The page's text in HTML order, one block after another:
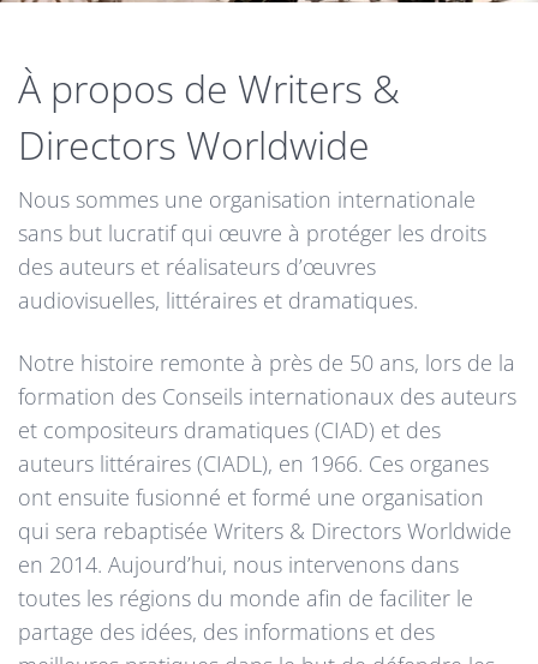
À propos de Writers &
Directors Worldwide
Nous sommes une organisation internationale
sans but lucratif qui œuvre à protéger les droits
des auteurs et réalisateurs d’œuvres
audiovisuelles, littéraires et dramatiques.
Notre histoire remonte à près de 50 ans, lors de la
formation des Conseils internationaux des auteurs
et compositeurs dramatiques (CIAD) et des
auteurs littéraires (CIADL), en 1966. Ces organes
ont ensuite fusionné et formé une organisation
qui sera rebaptisée Writers & Directors Worldwide
en 2014. Aujourd’hui, nous intervenons dans
toutes les régions du monde afin de faciliter le
partage des idées, des informations et des